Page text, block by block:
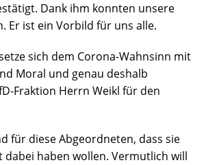
Dank ihm konnten unsere
Er ist ein Vorbild für uns alle.
sich dem Corona-Wahnsinn mit
Moral und genau deshalb
Fraktion Herrn Weikl für den
für diese Abgeordneten, dass sie
dabei haben wollen. Vermutlich will